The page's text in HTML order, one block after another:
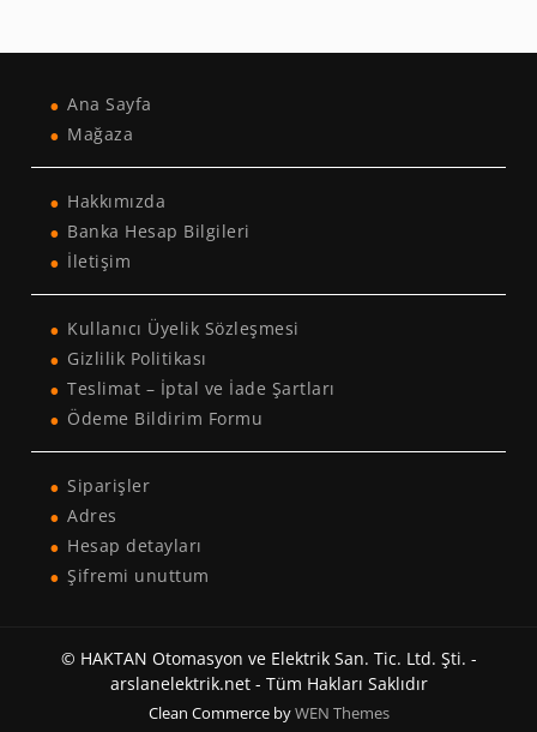
Ana Sayfa
Mağaza
Hakkımızda
Banka Hesap Bilgileri
İletişim
Kullanıcı Üyelik Sözleşmesi
Gizlilik Politikası
Teslimat – İptal ve İade Şartları
Ödeme Bildirim Formu
Siparişler
Adres
Hesap detayları
Şifremi unuttum
© HAKTAN Otomasyon ve Elektrik San. Tic. Ltd. Şti. -
arslanelektrik.net - Tüm Hakları Saklıdır
Clean Commerce byWEN Themes